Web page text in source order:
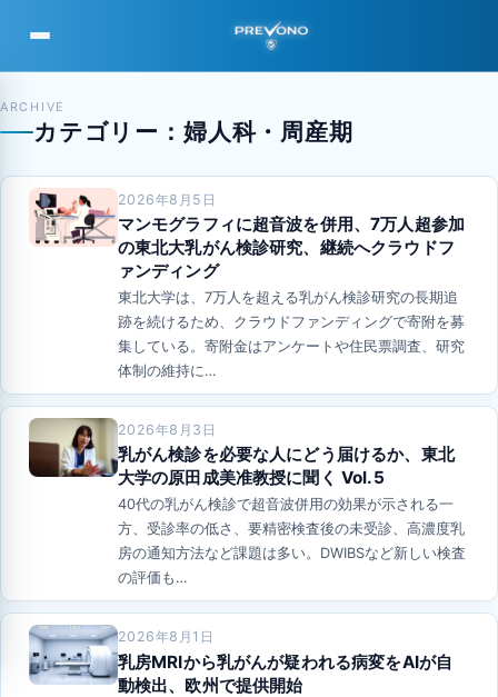
PREVONO
ARCHIVE
カテゴリー：婦人科・周産期
2026年8月5日
マンモグラフィに超音波を併用、7万人超参加
の東北大乳がん検診研究、継続へクラウドフ
ァンディング
東北大学は、7万人を超える乳がん検診研究の長期追
跡を続けるため、クラウドファンディングで寄附を募
集している。寄附金はアンケートや住民票調査、研究
体制の維持に…
2026年8月3日
乳がん検診を必要な人にどう届けるか、東北
大学の原田成美准教授に聞く Vol.5
40代の乳がん検診で超音波併用の効果が示される一
方、受診率の低さ、要精密検査後の未受診、高濃度乳
房の通知方法など課題は多い。DWIBSなど新しい検査
の評価も…
2026年8月1日
乳房MRIから乳がんが疑われる病変をAIが自
動検出、欧州で提供開始